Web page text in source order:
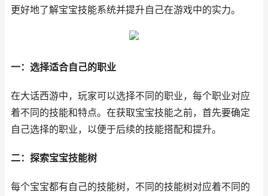
更好地了解宝宝技能系统并提升自己在游戏中的实力。
一：选择适合自己的职业
在大话西游中，玩家可以选择不同的职业，每个职业对应
着不同的技能和特点。在获取宝宝技能之前，首先要确定
自己选择的职业，以便于后续的技能搭配和提升。
二：探索宝宝技能树
每个宝宝都有自己的技能树，不同的技能树对应着不同的